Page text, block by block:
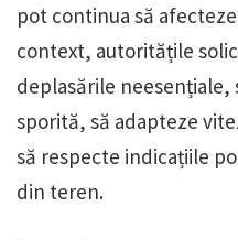
pot continua să
context, autoritățile
deplasările neesențiale,
sporită, să adapteze
să respecte indicațiile
din teren.